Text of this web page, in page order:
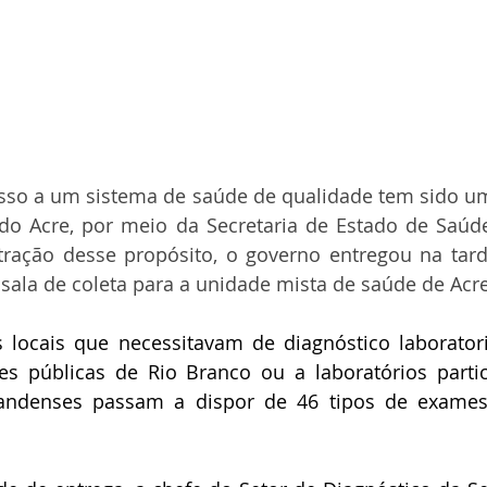
a um sistema de saúde de qualidade tem sido
Acre, por meio da Secretaria de Estado de
desse propósito, o governo entregou na
de coleta para a unidade mista de saúde de
locais que necessitavam de diagnóstico
públicas de Rio Branco ou a laboratórios
passam a dispor de 46 tipos de